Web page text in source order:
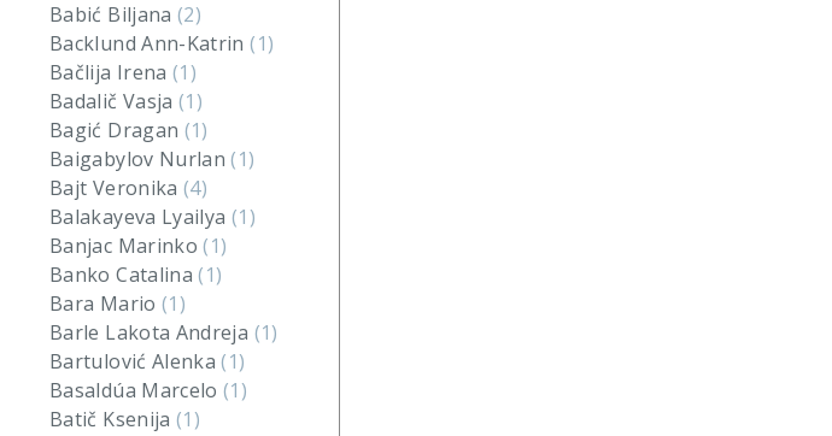
Babić Biljana(2)
Backlund Ann-Katrin(1)
Bačlija Irena(1)
Badalič Vasja(1)
Bagić Dragan (1)
Baigabylov Nurlan(1)
Bajt Veronika(4)
Balakayeva Lyailya (1)
Banjac Marinko(1)
Banko Catalina(1)
Bara Mario (1)
Barle Lakota Andreja (1)
Bartulović Alenka(1)
Basaldúa Marcelo(1)
Batič Ksenija(1)